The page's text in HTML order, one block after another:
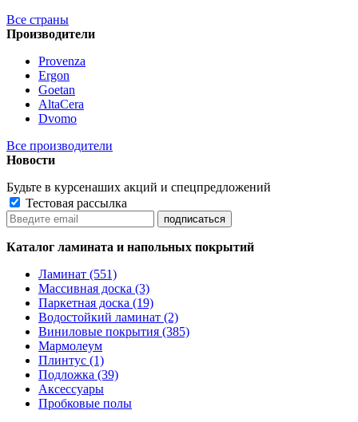
Все страны
Производители
Provenza
Ergon
Goetan
AltaСera
Dvomo
Все производители
Новости
Будьте в курсенаших акций и спецпредложений
Тестовая рассылка
Каталог ламината и напольных покрытий
Ламинат (551)
Массивная доска (3)
Паркетная доска (19)
Водостойкий ламинат (2)
Виниловые покрытия (385)
Мармолеум
Плинтус (1)
Подложка (39)
Аксессуары
Пробковые полы